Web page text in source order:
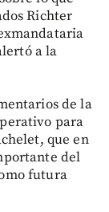
Richter
a la
de la
para
que en
del
futura